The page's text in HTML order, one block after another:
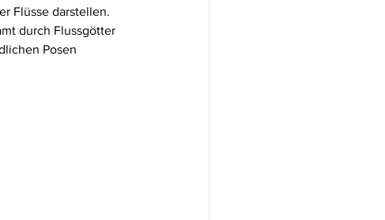
Flüsse darstellen.
durch Flussgötter
Posen